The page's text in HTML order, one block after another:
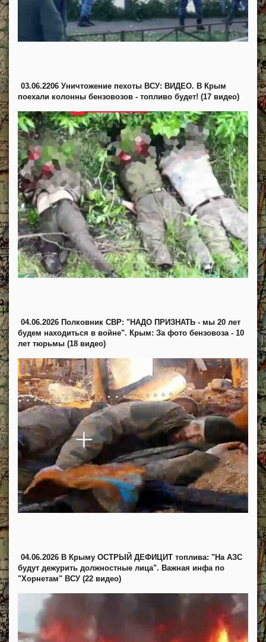
03.06.2206 Уничтожение пехоты ВСУ: ВИДЕО. В Крым
поехали колонны бензовозов - топливо будет! (17 видео)
04.06.2026 Полковник СВР: "НАДО ПРИЗНАТЬ - мы 20 лет
будем находиться в войне". Крым: За фото бензовоза - 10
лет тюрьмы (18 видео)
04.06.2026 В Крыму ОСТРЫЙ ДЕФИЦИТ топлива: "На АЗС
будут дежурить должностные лица". Важная инфа по
"Хорнетам" ВСУ (22 видео)